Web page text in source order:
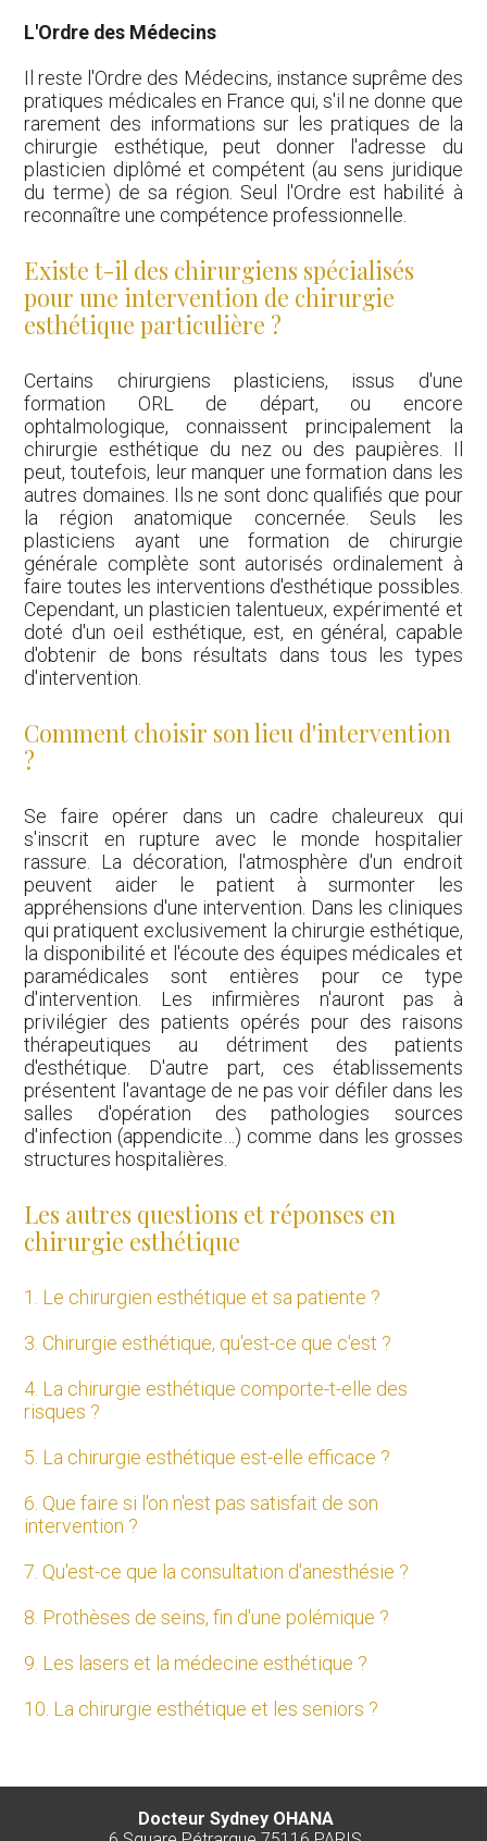
L'Ordre des Médecins
Il reste l'Ordre des Médecins, instance suprême des
pratiques médicales en France qui, s'il ne donne que
rarement des informations sur les pratiques de la
chirurgie esthétique, peut donner l'adresse du
plasticien diplômé et compétent (au sens juridique
du terme) de sa région. Seul l'Ordre est habilité à
reconnaître une compétence professionnelle.
Existe t-il des chirurgiens spécialisés
pour une intervention de chirurgie
esthétique particulière ?
Certains chirurgiens plasticiens, issus d'une
formation ORL de départ, ou encore
ophtalmologique, connaissent principalement la
chirurgie esthétique du nez ou des paupières. Il
peut, toutefois, leur manquer une formation dans les
autres domaines. Ils ne sont donc qualifiés que pour
la région anatomique concernée. Seuls les
plasticiens ayant une formation de chirurgie
générale complète sont autorisés ordinalement à
faire toutes les interventions d'esthétique possibles.
Cependant, un plasticien talentueux, expérimenté et
doté d'un oeil esthétique, est, en général, capable
d'obtenir de bons résultats dans tous les types
d'intervention.
Comment choisir son lieu d'intervention
?
Se faire opérer dans un cadre chaleureux qui
s'inscrit en rupture avec le monde hospitalier
rassure. La décoration, l'atmosphère d'un endroit
peuvent aider le patient à surmonter les
appréhensions d'une intervention. Dans les cliniques
qui pratiquent exclusivement la chirurgie esthétique,
la disponibilité et l'écoute des équipes médicales et
paramédicales sont entières pour ce type
d'intervention. Les infirmières n'auront pas à
privilégier des patients opérés pour des raisons
thérapeutiques au détriment des patients
d'esthétique. D'autre part, ces établissements
présentent l'avantage de ne pas voir défiler dans les
salles d'opération des pathologies sources
d'infection (appendicite…) comme dans les grosses
structures hospitalières.
Les autres questions et réponses en
chirurgie esthétique
1. Le chirurgien esthétique et sa patiente ?
3. Chirurgie esthétique, qu'est-ce que c'est ?
4. La chirurgie esthétique comporte-t-elle des
risques ?
5. La chirurgie esthétique est-elle efficace ?
6. Que faire si l'on n'est pas satisfait de son
intervention ?
7. Qu'est-ce que la consultation d'anesthésie ?
8. Prothèses de seins, fin d'une polémique ?
9. Les lasers et la médecine esthétique ?
10. La chirurgie esthétique et les seniors ?
Docteur Sydney OHANA